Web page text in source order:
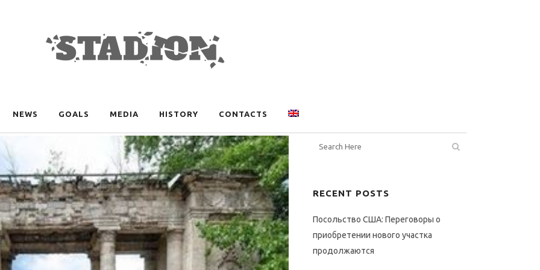
NEWS GOALS MEDIA HISTORY CONTACTS
RECENT POSTS
Посольство США: Переговоры о
приобретении нового участка
продолжаются